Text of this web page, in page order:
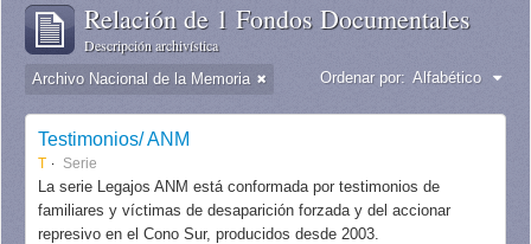
Relación de 1 Fondos Documentales
Descripción archivística
Archivo Nacional de la Memoria Ordenar por: Alfabético
Testimonios/ ANM
T Serie
La serie Legajos ANM está conformada por testimonios de
familiares y víctimas de desaparición forzada y del accionar
represivo en el Cono Sur, producidos desde 2003.